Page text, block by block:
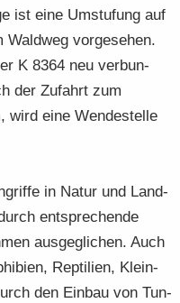
ist eine Um­stu­fung auf
Wald­weg vor­ge­se­hen.
K 8364 neu ver­bun­
der Zu­fahrt zum
wird eine Wen­de­stel­le
in Natur und Land­
ent­spre­chen­de
aus­ge­gli­chen. Auch
Rep­ti­li­en, Klein­
den Ein­bau von Tun­